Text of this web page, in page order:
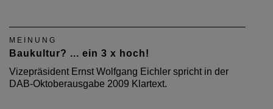
MEINUNG
Baukultur? ... ein 3 x hoch!
Vizepräsident Ernst Wolfgang Eichler spricht in der
DAB-Oktoberausgabe 2009 Klartext.